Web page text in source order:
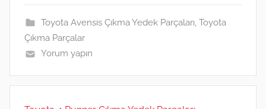
A
p
p
dI a
k.
m
n
Toyota Avensis Çıkma Yedek Parçaları, Toyota
Çıkma Parçalar
Yorum yapın